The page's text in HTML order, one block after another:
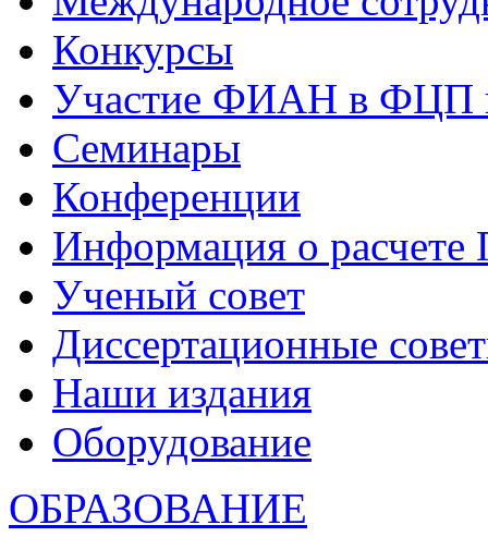
Конкурсы
Участие ФИАН в ФЦП
Семинары
Конференции
Информация о
Ученый совет
Диссертационные
Наши издания
Оборудование
ОБРАЗОВАНИЕ